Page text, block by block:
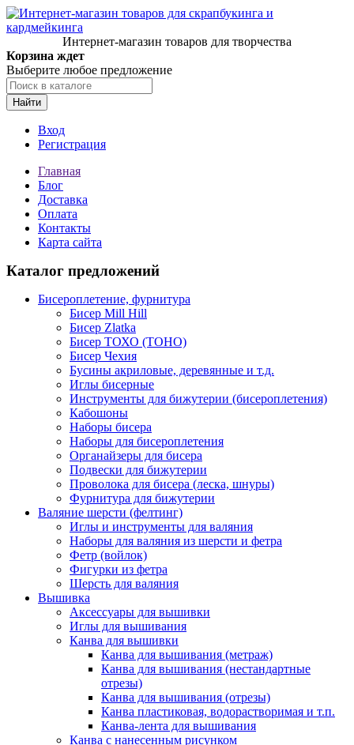
Интернет-магазин товаров для творчества
Корзина ждет
Выберите любое предложение
Найти
Вход
Регистрация
Главная
Блог
Доставка
Оплата
Контакты
Карта сайта
Каталог предложений
Бисероплетение, фурнитура
Бисер Mill Hill
Бисер Zlatka
Бисер ТОХО (TOHO)
Бисер Чехия
Бусины акриловые, деревянные и т.д.
Иглы бисерные
Инструменты для бижутерии (бисероплетения)
Кабошоны
Наборы бисера
Наборы для бисероплетения
Органайзеры для бисера
Подвески для бижутерии
Проволока для бисера (леска, шнуры)
Фурнитура для бижутерии
Валяние шерсти (фелтинг)
Иглы и инструменты для валяния
Наборы для валяния из шерсти и фетра
Фетр (войлок)
Фигурки из фетра
Шерсть для валяния
Вышивка
Аксессуары для вышивки
Иглы для вышивания
Канва для вышивки
Канва для вышивания (метраж)
Канва для вышивания (нестандартные
отрезы)
Канва для вышивания (отрезы)
Канва пластиковая, водорастворимая и т.п.
Канва-лента для вышивания
Канва с нанесенным рисунком